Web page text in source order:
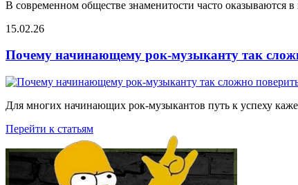
В современном обществе знаменитости часто оказываются
15.02.26
Почему начинающему рок-музыканту так
Для многих начинающих рок-музыкантов путь к успеху
Перейти к статьям